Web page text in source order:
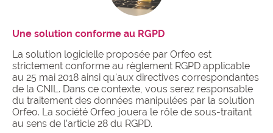
Une solution conforme au RGPD
La solution logicielle proposée par Orfeo est
strictement conforme au règlement RGPD applicable
au 25 mai 2018 ainsi qu'aux directives correspondantes
de la CNIL. Dans ce contexte, vous serez responsable
du traitement des données manipulées par la solution
Orfeo. La société Orfeo jouera le rôle de sous-traitant
au sens de l’article 28 du RGPD.